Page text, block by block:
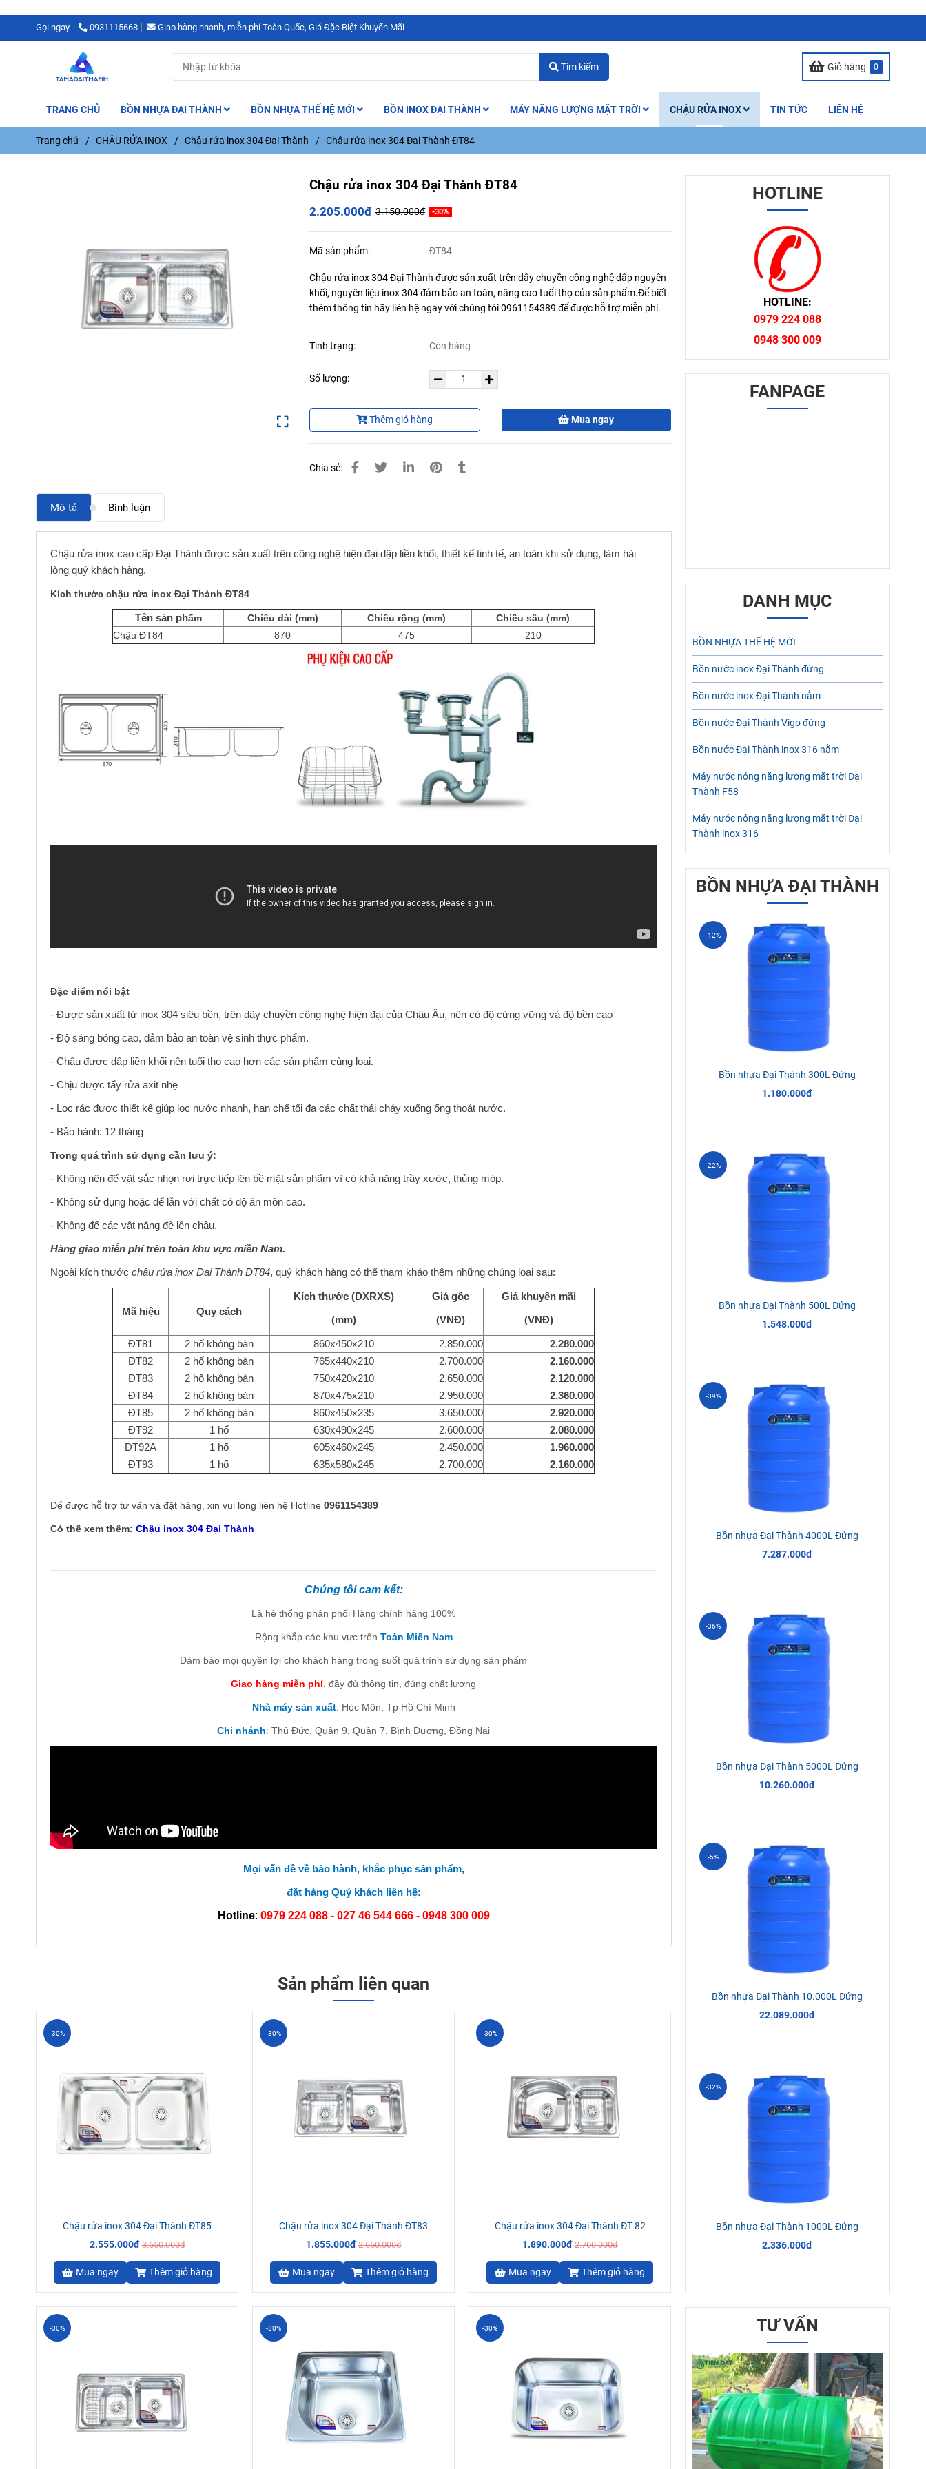
Gọi ngay 0931115668 Giao hàng nhanh, miễn phí Toàn Quốc, Giá Đặc Biệt Khuyến Mãi
Tìm kiếm Giỏ hàng 0
TRANG CHỦ BỒN NHỰA ĐẠI THÀNH BỒN NHỰA THẾ HỆ MỚI BỒN INOX ĐẠI THÀNH MÁY NĂNG LƯỢNG MẶT TRỜI CHẬU RỬA INOX TIN TỨC LIÊN HỆ
Trang chủ / CHẬU RỬA INOX / Chậu rửa inox 304 Đại Thành / Chậu rửa inox 304 Đại Thành ĐT84
Chậu rửa inox 304 Đại Thành ĐT84
2.205.000đ 3.150.000đ -30%
Mã sản phẩm: ĐT84
Chậu rửa inox 304 Đại Thành được sản xuất trên dây chuyền công nghệ dập nguyên
khối, nguyên liệu inox 304 đảm bảo an toàn, nâng cao tuổi thọ của sản phẩm.Để biết
thêm thông tin hãy liên hệ ngay với chúng tôi 0961154389 để được hỗ trợ miễn phí.
Tình trạng: Còn hàng
Số lượng:
Thêm giỏ hàng Mua ngay
Chia sẻ:
Mô tả Bình luận
Chậu rửa inox cao cấp Đại Thành được sản xuất trên công nghệ hiện đại dập liền khối, thiết kế tinh tế, an toàn khi sử dụng, làm hài
lòng quý khách hàng.
Kích thước chậu rửa inox Đại Thành ĐT84
Tên sản phẩm Chiều dài (mm) Chiều rộng (mm)
Chiều sâu (mm)
Chậu ĐT84
870 475 210
Đặc điểm nổi bật
- Được sản xuất từ inox 304 siêu bền, trên dây chuyền công nghệ hiện đại của Châu Âu, nên có độ cứng vững và độ bền cao
- Độ sáng bóng cao, đảm bảo an toàn vệ sinh thực phẩm.
- Chậu được dập liền khối nên tuổi thọ cao hơn các sản phẩm cùng loại.
- Chịu được tẩy rửa axit nhẹ
- Lọc rác được thiết kế giúp lọc nước nhanh, hạn chế tối đa các chất thải chảy xuống ống thoát nước.
- Bảo hành: 12 tháng
Trong quá trình sử dụng cần lưu ý:
- Không nên để vật sắc nhọn rơi trực tiếp lên bề mặt sản phẩm vì có khả năng trầy xước, thủng móp.
- Không sử dụng hoặc để lẫn với chất có độ ăn mòn cao.
- Không để các vật nặng đè lên chậu.
Hàng giao miễn phí trên toàn khu vực miền Nam.
Ngoài kích thước chậu rửa inox Đại Thành ĐT84, quý khách hàng có thể tham khảo thêm những chủng loai sau:
Mã hiệu Quy cách
Kích thước (DXRXS)
(mm)
Giá gốc
(VNĐ)
Giá khuyến mãi
(VNĐ)
ĐT81 2 hố không bàn 860x450x210 2.850.000
2.280.000
ĐT82
2 hố không bàn 765x440x210 2.700.000
2.160.000
ĐT83
2 hố không bàn 750x420x210 2.650.000
2.120.000
ĐT84
2 hố không bàn 870x475x210 2.950.000
2.360.000
ĐT85
2 hố không bàn 860x450x235 3.650.000
2.920.000
ĐT92
1 hố 630x490x245 2.600.000
2.080.000
ĐT92A
1 hố 605x460x245 2.450.000
1.960.000
ĐT93
1 hố 635x580x245 2.700.000 2.160.000
Để được hỗ trợ tư vấn và đặt hàng, xin vui lòng liên hệ Hotline 0961154389
Có thế xem thêm: Chậu inox 304 Đại Thành
Chúng tôi cam kết:
Là hệ thống phân phối Hàng chính hãng 100%
Rộng khắp các khu vực trên Toàn Miền Nam
Đảm bảo mọi quyền lợi cho khách hàng trong suốt quá trình sử dụng sản phẩm
Giao hàng miễn phí, đầy đủ thông tin, đúng chất lượng
Nhà máy sản xuất: Hóc Môn, Tp Hồ Chí Minh
Chi nhánh:Thủ Đức, Quận 9, Quận 7, Bình Dương, Đồng Nai
Mọi vấn đề về bảo hành, khắc phục sản phẩm,
đặt hàng Quý khách liên hệ:
Hotline: 0979 224 088 - 027 46 544 666 - 0948 300 009
Sản phẩm liên quan
Chậu rửa inox 304 Đại Thành ĐT85
2.555.000đ 3.650.000đ
-30%
Mua ngay Thêm giỏ hàng
Chậu rửa inox 304 Đại Thành ĐT83
1.855.000đ 2.650.000đ
-30%
Mua ngay Thêm giỏ hàng
Chậu rửa inox 304 Đại Thành ĐT 82
1.890.000đ 2.700.000đ
-30%
Mua ngay Thêm giỏ hàng
-30% -30% -30%
HOTLINE
HOTLINE:
0979 224 088
0948 300 009
FANPAGE
DANH MỤC
BỒN NHỰA THẾ HỆ MỚI
Bồn nước inox Đại Thành đứng
Bồn nước inox Đại Thành nằm
Bồn nước Đại Thành Vigo đứng
Bồn nước Đại Thành inox 316 nằm
Máy nước nóng năng lượng mặt trời Đại
Thành F58
Máy nước nóng năng lượng mặt trời Đại
Thành inox 316
BỒN NHỰA ĐẠI THÀNH
Bồn nhựa Đại Thành 300L Đứng
1.180.000đ
-12%
Bồn nhựa Đại Thành 500L Đứng
1.548.000đ
-22%
Bồn nhựa Đại Thành 4000L Đứng
7.287.000đ
-39%
Bồn nhựa Đại Thành 5000L Đứng
10.260.000đ
-36%
Bồn nhựa Đại Thành 10.000L Đứng
22.089.000đ
-5%
Bồn nhựa Đại Thành 1000L Đứng
2.336.000đ
-32%
TƯ VẤN